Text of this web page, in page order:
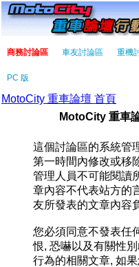
商務討論區 車友討論區 重機
PC 版
MotoCity 重車論壇 首頁
MotoCity 重車
這個討論區的系統管
第一時間內修改或移
管理人員不可能閱讀
章內容不代表站方的
友所發表的文章內容
您必須同意不發表任
恨, 恐嚇以及有關性
行為的相關文章, 如